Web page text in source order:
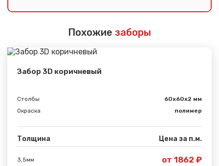
Похожие заборы
Забор 3D коричневый
Столбы
60х60х2 мм
Окраска
полимер
Толщина Цена за п.м.
3,5мм от 1862 ₽